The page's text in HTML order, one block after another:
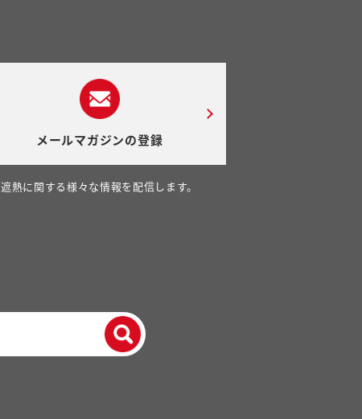
メールマガジンの登録
遮熱に関する様々な情報を配信します。